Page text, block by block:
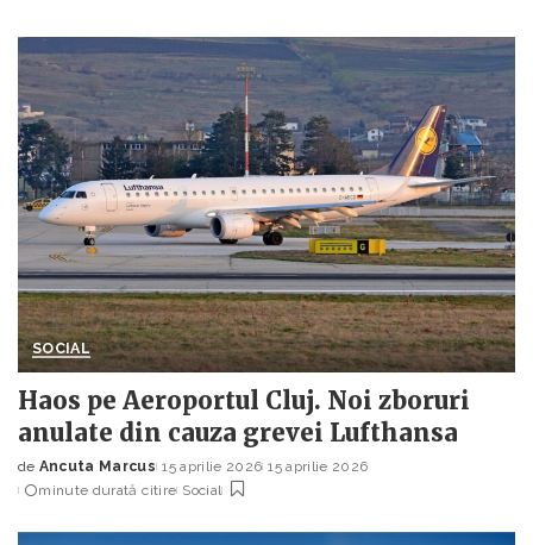
SOCIAL
Haos pe Aeroportul Cluj. Noi zboruri
anulate din cauza grevei Lufthansa
Posted
by
de Ancuta Marcus 15 aprilie 2026 15 aprilie 2026
minute durată citire Social